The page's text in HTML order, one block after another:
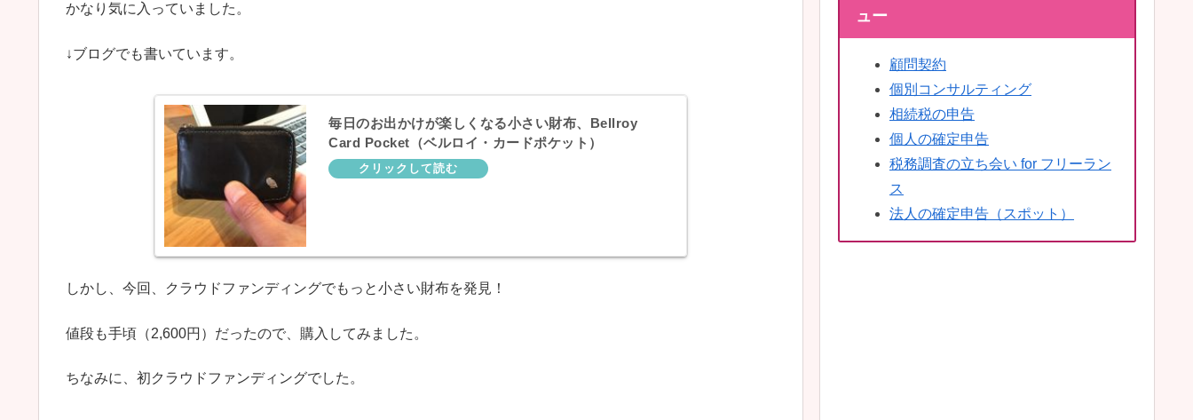
かなり気に入っていました。
↓ブログでも書いています。
毎日のお出かけが楽しくなる小さい財布、Bellroy
Card Pocket（ベルロイ・カードポケット）
しかし、今回、クラウドファンディングでもっと小さい財布を発見！
値段も手頃（2,600円）だったので、購入してみました。
ちなみに、初クラウドファンディングでした。
ュー
顧問契約
個別コンサルティング
相続税の申告
個人の確定申告
税務調査の立ち会い for フリーラン
ス
法人の確定申告（スポット）